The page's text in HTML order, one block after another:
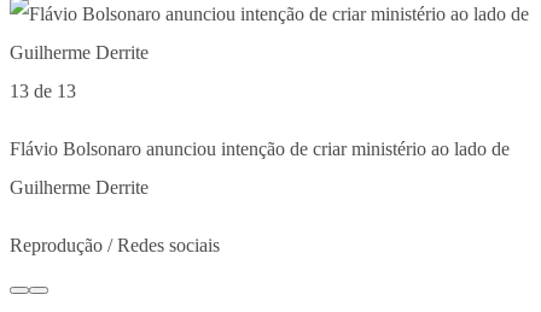
13 de 13
Flávio Bolsonaro anunciou intenção de criar ministério ao lado de
Guilherme Derrite
Reprodução / Redes sociais